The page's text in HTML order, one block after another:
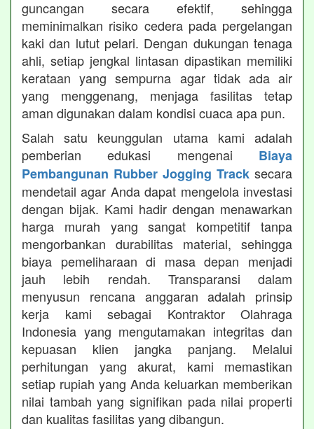
guncangan secara efektif, sehingga
meminimalkan risiko cedera pada pergelangan
kaki dan lutut pelari. Dengan dukungan tenaga
ahli, setiap jengkal lintasan dipastikan memiliki
kerataan yang sempurna agar tidak ada air
yang menggenang, menjaga fasilitas tetap
aman digunakan dalam kondisi cuaca apa pun.
Salah satu keunggulan utama kami adalah
pemberian edukasi mengenai Biaya
Pembangunan Rubber Jogging Track secara
mendetail agar Anda dapat mengelola investasi
dengan bijak. Kami hadir dengan menawarkan
harga murah yang sangat kompetitif tanpa
mengorbankan durabilitas material, sehingga
biaya pemeliharaan di masa depan menjadi
jauh lebih rendah. Transparansi dalam
menyusun rencana anggaran adalah prinsip
kerja kami sebagai Kontraktor Olahraga
Indonesia yang mengutamakan integritas dan
kepuasan klien jangka panjang. Melalui
perhitungan yang akurat, kami memastikan
setiap rupiah yang Anda keluarkan memberikan
nilai tambah yang signifikan pada nilai properti
dan kualitas fasilitas yang dibangun.